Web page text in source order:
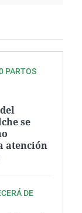
PARTOS
se
atención
DE